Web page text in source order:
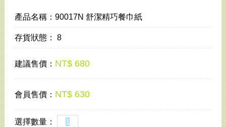
產品名稱： 90017N 舒潔精巧餐巾紙
存貨狀態： 8
建議售價： NT$ 680
會員售價： NT$ 630
選擇數量：